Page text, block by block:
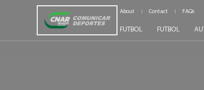
About Contact FAQs
FUTBOL FUTBOL